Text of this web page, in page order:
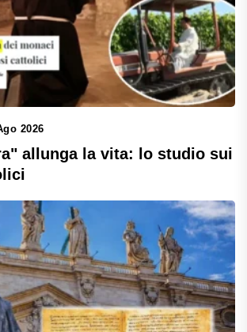
2026
allunga la vita: lo studio sui